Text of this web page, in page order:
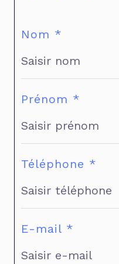
Nom *
Prénom *
Téléphone *
E-mail *